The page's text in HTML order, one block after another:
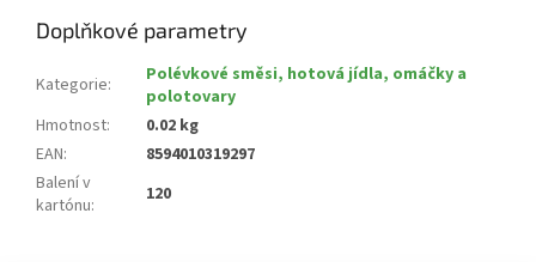
Doplňkové parametry
Kategorie:
Polévkové směsi, hotová jídla, omáčky a
polotovary
Hmotnost:
0.02 kg
EAN:
8594010319297
Balení v
kartónu: 120